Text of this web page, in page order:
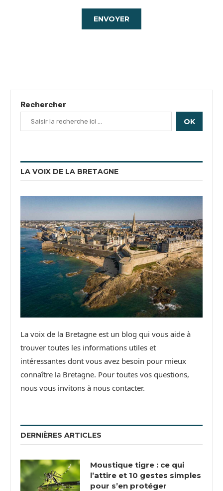
Rechercher
OK
LA VOIX DE LA BRETAGNE
La voix de la Bretagne est un blog qui vous aide à
trouver toutes les informations utiles et
intéressantes dont vous avez besoin pour mieux
connaître la Bretagne. Pour toutes vos questions,
nous vous invitons à nous contacter.
DERNIÈRES ARTICLES
Moustique tigre : ce qui
l’attire et 10 gestes simples
pour s’en protéger